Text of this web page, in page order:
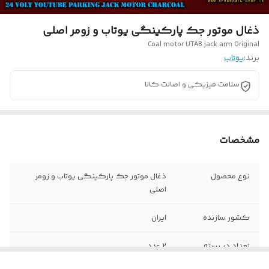
ذغال موتور جک پارکینگی یوتاب و زومر اصلی
Coal motor UTAB jack arm Original
برند:یوتاب
سلامت فیزیکی و اصالت کالا
مشخصات
نوع محصول
ذغال موتور جک پارکینگی یوتاب و زومر
اصلی
کشور سازنده ایران
تعداد در بسته 2 عدد